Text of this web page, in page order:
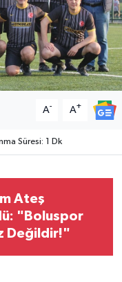
A- A+
Süresi: 1 Dk
Ateş
"Boluspor
Değildir!"